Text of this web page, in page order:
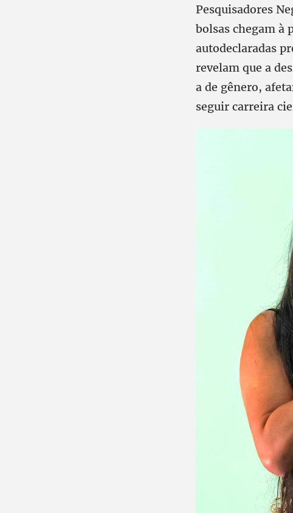
Pesquisadores
bolsas chegam à
autodeclaradas
revelam que a
a de gênero,
seguir carreira